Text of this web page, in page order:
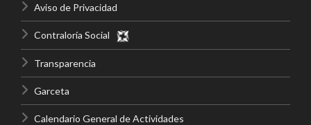
Aviso de Privacidad
Contraloría Social
Transparencia
Garceta
Calendario General de Actividades